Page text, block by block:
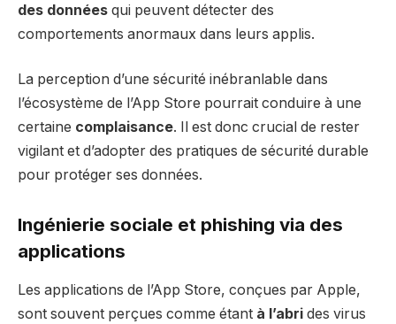
des données qui peuvent détecter des
comportements anormaux dans leurs applis.
La perception d’une sécurité inébranlable dans
l’écosystème de l’App Store pourrait conduire à une
certaine complaisance. Il est donc crucial de rester
vigilant et d’adopter des pratiques de sécurité durable
pour protéger ses données.
Ingénierie sociale et phishing via des
applications
Les applications de l’App Store, conçues par Apple,
sont souvent perçues comme étant à l’abri des virus